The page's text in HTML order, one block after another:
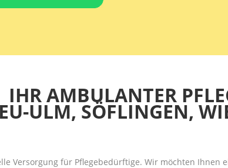
IHR AMBULANTER
ULM, SÖFLINGEN,
Versorgung für Pflegebedürftige. Wir möchten Ihnen